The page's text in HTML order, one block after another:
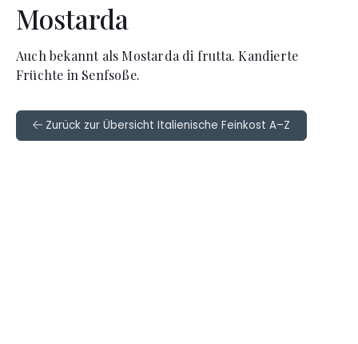
Mostarda
Auch bekannt als Mostarda di frutta. Kandierte
Früchte in Senfsoße.
Zurück zur Übersicht Italienische Feinkost A–Z